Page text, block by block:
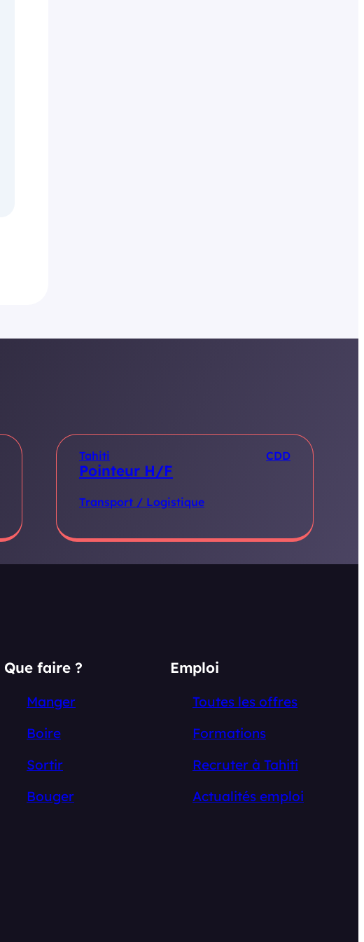
Tahiti CDD
Pointeur H/F
Transport / Logistique
Que faire ?
Manger
Boire
Sortir
Bouger
Emploi
Toutes les offres
Formations
Recruter à Tahiti
Actualités emploi